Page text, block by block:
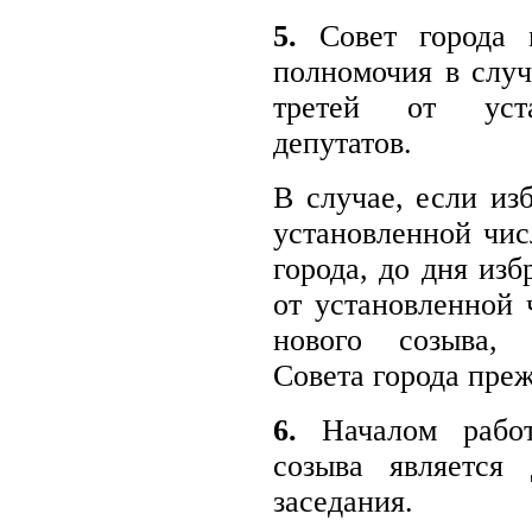
5. Совет города
полномочия в
третей от
депутатов.
В случае, если
установленной
города, до дня
от установленной
нового созыва,
Совета города
6. Началом
созыва является
заседания.